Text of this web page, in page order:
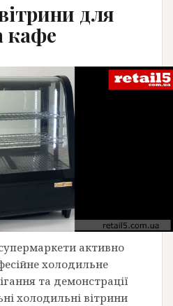
для
кафе
активно
холодильне
та демонстрації
холодильні вітрини